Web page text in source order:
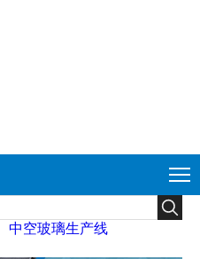
中空玻璃生产线